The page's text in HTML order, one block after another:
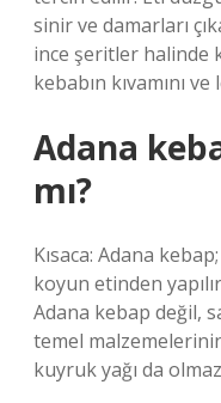
sinir ve damarları
ince şeritler halinde
kebabın kıvamını
Adana
mı?
Kısaca: Adana
koyun etinden
Adana kebap değil,
temel
kuyruk yağı da